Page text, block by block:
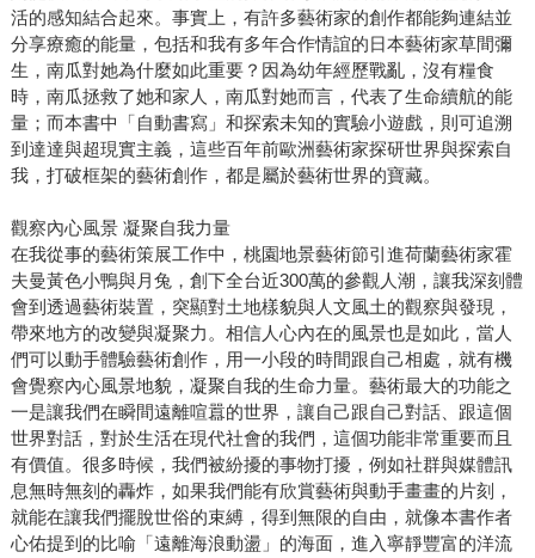
活的感知結合起來。事實上，有許多藝術家的創作都能夠連結並
分享療癒的能量，包括和我有多年合作情誼的日本藝術家草間彌
生，南瓜對她為什麼如此重要？因為幼年經歷戰亂，沒有糧食
時，南瓜拯救了她和家人，南瓜對她而言，代表了生命續航的能
量；而本書中「自動書寫」和探索未知的實驗小遊戲，則可追溯
到達達與超現實主義，這些百年前歐洲藝術家探研世界與探索自
我，打破框架的藝術創作，都是屬於藝術世界的寶藏。
觀察內心風景 凝聚自我力量
在我從事的藝術策展工作中，桃園地景藝術節引進荷蘭藝術家霍
夫曼黃色小鴨與月兔，創下全台近300萬的參觀人潮，讓我深刻體
會到透過藝術裝置，突顯對土地樣貌與人文風土的觀察與發現，
帶來地方的改變與凝聚力。相信人心內在的風景也是如此，當人
們可以動手體驗藝術創作，用一小段的時間跟自己相處，就有機
會覺察內心風景地貌，凝聚自我的生命力量。藝術最大的功能之
一是讓我們在瞬間遠離喧囂的世界，讓自己跟自己對話、跟這個
世界對話，對於生活在現代社會的我們，這個功能非常重要而且
有價值。很多時候，我們被紛擾的事物打擾，例如社群與媒體訊
息無時無刻的轟炸，如果我們能有欣賞藝術與動手畫畫的片刻，
就能在讓我們擺脫世俗的束縛，得到無限的自由，就像本書作者
心佑提到的比喻「遠離海浪動盪」的海面，進入寧靜豐富的洋流